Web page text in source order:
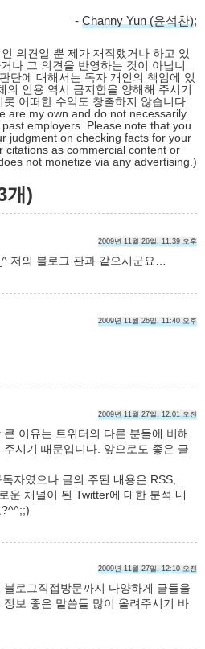
- Channy Yun (윤석찬);
의견일 뿐 제가 재직했거나 하고 있
나 그 의견을 반영하는 것이 아닙니
단에 대해서는 독자 개인의 책임에 있
의 인용 역시 금지함을 양해해 주시기
어떠한 수익도 창출하지 않습니다.
are my own and do not necessarily
employers. Please note that you
judgment on checking facts for your
citations as commercial content or
not monetize via any advertising.)
개)
2009년 11월 26일, 11:39 오후
저의 블로그 관과 같으시군요…
2009년 11월 26일, 11:40 오후
2009년 11월 27일, 12:01 오전
이유는 트위터의 다른 분들에 비해
시기 때문입니다. 앞으로도 좋은 글
자였으나 글의 주된 내용은 RSS,
운 채널이 된 Twitter에 대한 분석 내
2009년 11월 27일, 12:10 오전
로그직접방문까지 다양하게 글들을
보 좋은 말씀들 많이 올려주시기 바